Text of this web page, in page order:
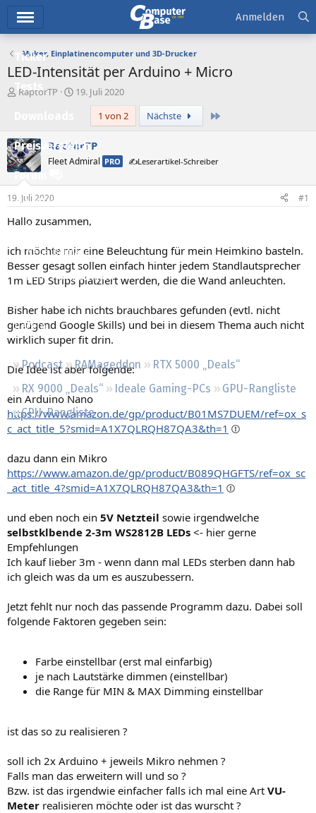
Ticker
Tests
Preisvergleich
Forum
Aktuelles
Empfohlene Inhalte
Neue Beiträge
Neueste Aktivitäten
Regeln
Podcast RAMageddon
RTX 5000 „Deals“
RX 9000 „Deals“
Ideale Gaming-PCs
GPU-Rangliste
CPU-Rangliste
Anmelden
Maker, Einplatinencomputer und 3D-Drucker
LED-Intensität per Arduino + Micro
E
e
l
l
e
RaptorTP
E
e
l
m
19. Juli 2020
1 von 2
Nächste
RaptorTP
Fleet Admiral PRO ✍️Leserartikel-Schreiber
19. Juli 2020 #1
Hallo zusammen,
ich möchte mir eine Beleuchtung für mein Heimkino basteln.
Besser gesagt sollen einfach hinter jedem Standlautsprecher
1m LED Strips platziert werden, die die Wand anleuchten.
Bisher habe ich nichts brauchbares gefunden (evtl. nicht
genügend Google Skills) und bei in diesem Thema auch nicht
wirklich super fit drin.
Die Idee ist aber folgende:
ein Arduino Nano
https://www.amazon.de/gp/product/B01MS7DUEM/ref=ox_s
c_act_title_5?smid=A1X7QLRQH87QA3&th=1
dazu dann ein Mikro
https://www.amazon.de/gp/product/B089QHGFTS/ref=ox_sc
_act_title_4?smid=A1X7QLRQH87QA3&th=1
und eben noch ein 5V Netzteil sowie irgendwelche
selbstklbende 2-3m WS2812B LEDs <- hier gerne
Empfehlungen
Ich kauf lieber 3m - wenn dann mal LEDs sterben dann hab
ich gleich was da um es auszubessern.
Jetzt fehlt nur noch das passende Programm dazu. Dabei soll
folgende Faktoren gegeben sein:
Farbe einstellbar (erst mal einfarbig)
je nach Lautstärke dimmen (einstellbar)
die Range für MIN & MAX Dimming einstellbar
ist das so zu realisieren ?
soll ich 2x Arduino + jeweils Mikro nehmen ?
Falls man das erweitern will und so ?
Bzw. ist das irgendwie einfacher falls ich mal eine Art VU-
Meter realisieren möchte oder ist das wurscht ?